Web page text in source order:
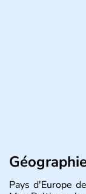
Pays d'Europe